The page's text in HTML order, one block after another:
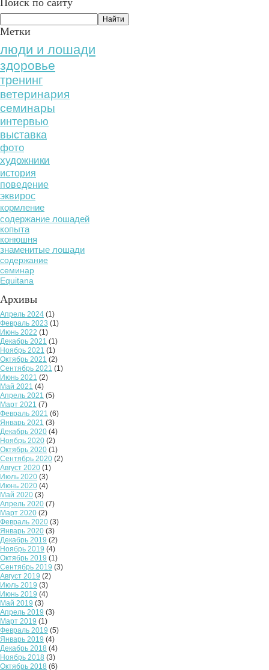
Метки
люди и лошади
здоровье
тренинг
ветеринария
семинары
интервью
выставка
фото
художники
история
поведение
эквирос
кормление
содержание лошадей
копыта
конюшня
знаменитые лошади
содержание
семинар
Equitana
Архивы
Апрель 2024 (1)
Февраль 2023 (1)
Июнь 2022 (1)
Декабрь 2021 (1)
Ноябрь 2021 (1)
Октябрь 2021 (2)
Сентябрь 2021 (1)
Июнь 2021 (2)
Май 2021 (4)
Апрель 2021 (5)
Март 2021 (7)
Февраль 2021 (6)
Январь 2021 (3)
Декабрь 2020 (4)
Ноябрь 2020 (2)
Октябрь 2020 (1)
Сентябрь 2020 (2)
Август 2020 (1)
Июль 2020 (3)
Июнь 2020 (4)
Май 2020 (3)
Апрель 2020 (7)
Март 2020 (2)
Февраль 2020 (3)
Январь 2020 (3)
Декабрь 2019 (2)
Ноябрь 2019 (4)
Октябрь 2019 (1)
Сентябрь 2019 (3)
Август 2019 (2)
Июль 2019 (3)
Июнь 2019 (4)
Май 2019 (3)
Апрель 2019 (3)
Март 2019 (1)
Февраль 2019 (5)
Январь 2019 (4)
Декабрь 2018 (4)
Ноябрь 2018 (3)
Октябрь 2018 (6)